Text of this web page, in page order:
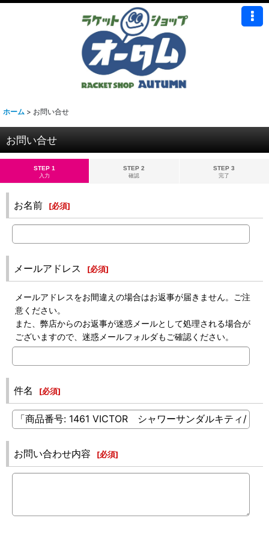
ホーム > お問い合せ
お問い合せ
STEP 1
入力
STEP 2
確認
STEP 3
完了
お名前 [必須]
メールアドレス [必須]
メールアドレスをお間違えの場合はお返事が届きません。ご注
意ください。
また、弊店からのお返事が迷惑メールとして処理される場合が
ございますので、迷惑メールフォルダもご確認ください。
件名 [必須]
お問い合わせ内容 [必須]